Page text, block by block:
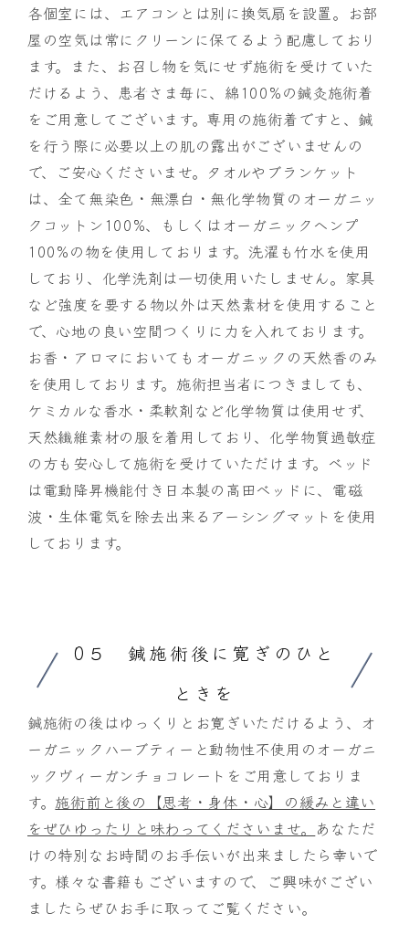
各個室には、エアコンとは別に換気扇を設置。お部
屋の空気は常にクリーンに保てるよう配慮しており
ます。また、お召し物を気にせず施術を受けていた
だけるよう、患者さま毎に、綿100%の鍼灸施術着
をご用意してございます。専用の施術着ですと、鍼
を行う際に必要以上の肌の露出がございませんの
で、ご安心くださいませ。タオルやブランケット
は、全て無染色・無漂白・無化学物質のオーガニッ
クコットン100%、もしくはオーガニックヘンプ
100%の物を使用しております。洗濯も竹水を使用
しており、化学洗剤は一切使用いたしません。家具
など強度を要する物以外は天然素材を使用すること
で、心地の良い空間つくりに力を入れております。
お香・アロマにおいてもオーガニックの天然香のみ
を使用しております。施術担当者につきましても、
ケミカルな香水・柔軟剤など化学物質は使用せず、
天然繊維素材の服を着用しており、化学物質過敏症
の方も安心して施術を受けていただけます。ベッド
は電動降昇機能付き日本製の高田ベッドに、電磁
波・生体電気を除去出来るアーシングマットを使用
しております。
0５ 鍼施術後に寛ぎのひと
ときを
鍼施術の後はゆっくりとお寛ぎいただけるよう、オ
ーガニックハーブティーと動物性不使用のオーガニ
ックヴィーガンチョコレートをご用意しておりま
す。 施術前と後の【思考・身体・心】の緩みと違い
をぜひゆったりと味わってくださいませ。 あなただ
けの特別なお時間のお手伝いが出来ましたら幸いで
す。様々な書籍もございますので、ご興味がござい
ましたらぜひお手に取ってご覧ください。